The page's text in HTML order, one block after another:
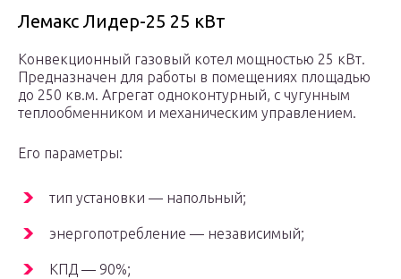
Лемакс Лидер-25 25 кВт
Конвекционный газовый котел мощностью 25 кВт.
Предназначен для работы в помещениях площадью
до 250 кв.м. Агрегат одноконтурный, с чугунным
теплообменником и механическим управлением.
Его параметры:
тип установки — напольный;
энергопотребление — независимый;
КПД — 90%;